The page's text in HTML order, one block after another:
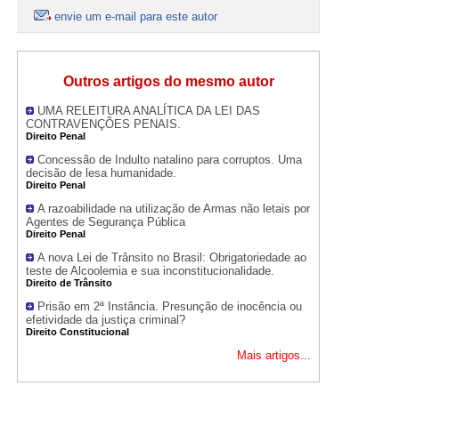
envie um e-mail para este autor
Outros artigos do mesmo autor
UMA RELEITURA ANALÍTICA DA LEI DAS
CONTRAVENÇÕES PENAIS.
Direito Penal
Concessão de Indulto natalino para corruptos. Uma
decisão de lesa humanidade.
Direito Penal
A razoabilidade na utilização de Armas não letais por
Agentes de Segurança Pública
Direito Penal
A nova Lei de Trânsito no Brasil: Obrigatoriedade ao
teste de Alcoolemia e sua inconstitucionalidade.
Direito de Trânsito
Prisão em 2ª Instância. Presunção de inocência ou
efetividade da justiça criminal?
Direito Constitucional
Mais artigos...